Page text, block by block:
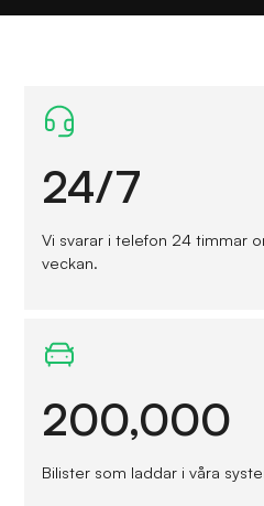
24/7
Vi svarar i telefon 24 timmar
veckan.
200,000
Bilister som laddar i våra